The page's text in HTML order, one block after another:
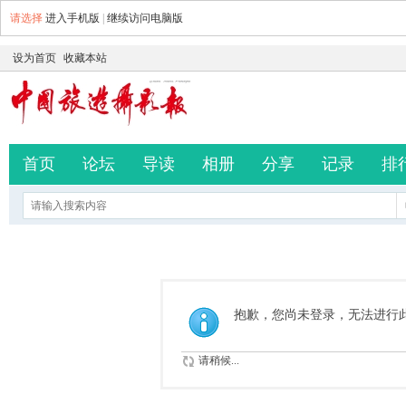
请选择 进入手机版 继续访问电脑版
设为首页 收藏本站
首页 论坛 导读 相册 分享 记录 排
抱歉，您尚未登录，无法进行
请稍候...